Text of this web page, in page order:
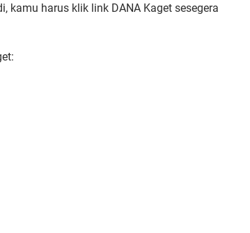
kamu harus klik link DANA Kaget sesegera